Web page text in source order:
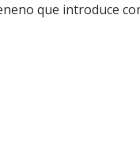
que introduce